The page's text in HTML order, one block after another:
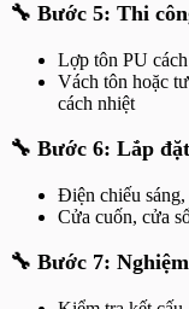
🔧 Bước 5: Thi
Lợp tôn PU
Vách tôn hoặc
cách nhiệt
🔧 Bước 6: Lắp
Điện chiếu
Cửa cuốn, cửa
🔧 Bước 7: